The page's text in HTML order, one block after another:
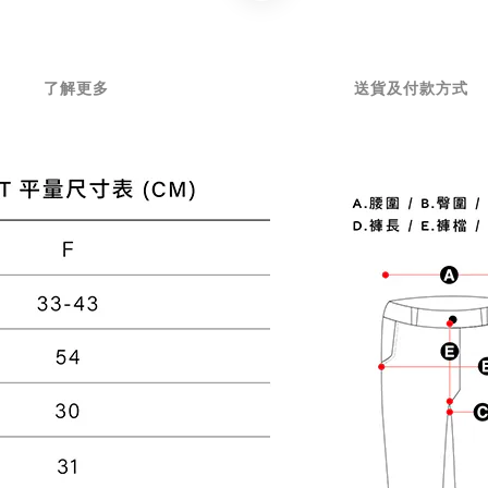
了解更多 送貨及付款方式